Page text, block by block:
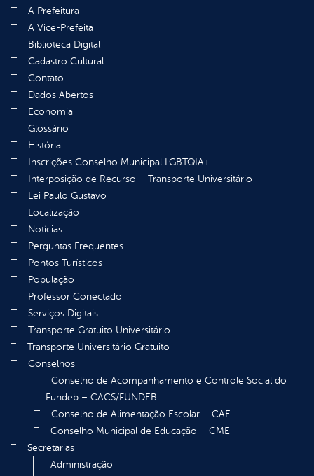
A Prefeitura
A Vice-Prefeita
Biblioteca Digital
Cadastro Cultural
Contato
Dados Abertos
Economia
Glossário
História
Inscrições Conselho Municipal LGBTQIA+
Interposição de Recurso – Transporte Universitário
Lei Paulo Gustavo
Localização
Notícias
Perguntas Frequentes
Pontos Turísticos
População
Professor Conectado
Serviços Digitais
Transporte Gratuito Universitário
Transporte Universitário Gratuito
Conselhos
Conselho de Acompanhamento e Controle Social do
Fundeb – CACS/FUNDEB
Conselho de Alimentação Escolar – CAE
Conselho Municipal de Educação – CME
Secretarias
Administração